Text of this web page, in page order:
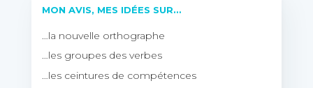
MON AVIS, MES IDÉES SUR…
…la nouvelle orthographe
…les groupes des verbes
…les ceintures de compétences